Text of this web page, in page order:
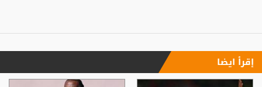
إقرأ ايضا